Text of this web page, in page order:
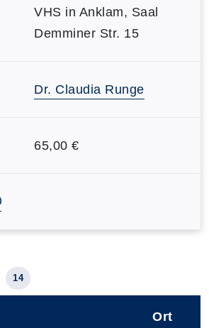
VHS in Anklam, Saal
Demminer Str. 15
Dr. Claudia Runge
65,00 €
14
Ort